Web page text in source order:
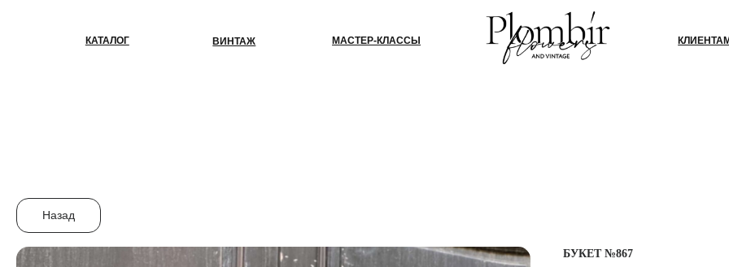
ВИНТАЖ МАСТЕР-КЛАССЫ БЛОГ
КАТАЛОГ
Назад
БУКЕТ №867